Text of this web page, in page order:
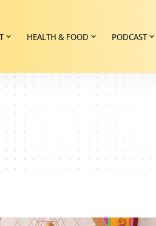
HEALTH & FOOD PODCAST